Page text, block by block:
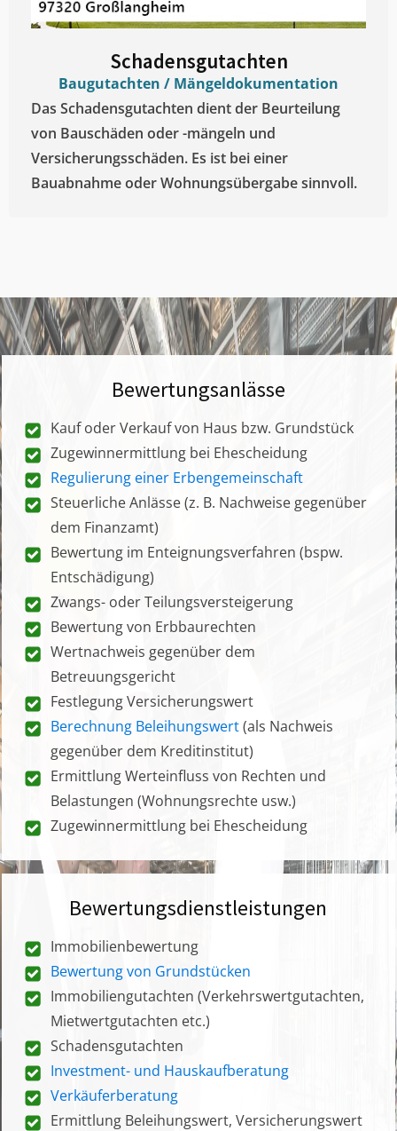
Schadensgutachten
Baugutachten / Mängeldokumentation
Das Schadensgutachten dient der Beurteilung
von Bauschäden oder -mängeln und
Versicherungsschäden. Es ist bei einer
Bauabnahme oder Wohnungsübergabe sinnvoll.
Bewertungsanlässe
Kauf oder Verkauf von Haus bzw. Grundstück
Zugewinnermittlung bei Ehescheidung
Regulierung einer Erbengemeinschaft
Steuerliche Anlässe (z. B. Nachweise gegenüber
dem Finanzamt)
Bewertung im Enteignungsverfahren (bspw.
Entschädigung)
Zwangs- oder Teilungsversteigerung
Bewertung von Erbbaurechten
Wertnachweis gegenüber dem
Betreuungsgericht
Festlegung Versicherungswert
Berechnung Beleihungswert(als Nachweis
gegenüber dem Kreditinstitut)
Ermittlung Werteinfluss von Rechten und
Belastungen (Wohnungsrechte usw.)
Zugewinnermittlung bei Ehescheidung
Bewertungsdienstleistungen
Immobilienbewertung
Bewertung von Grundstücken
Immobiliengutachten (Verkehrswertgutachten,
Mietwertgutachten etc.)
Schadensgutachten
Investment- und Hauskaufberatung
Verkäuferberatung
Ermittlung Beleihungswert, Versicherungswert